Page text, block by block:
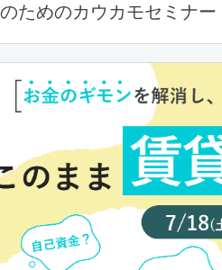
ためのカウカモセミナー